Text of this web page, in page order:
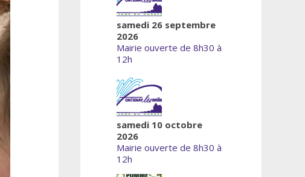
samedi 26 septembre
2026
Mairie ouverte de 8h30 à
12h
samedi 10 octobre
2026
Mairie ouverte de 8h30 à
12h